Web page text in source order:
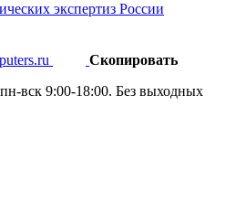
экспертиз России
Скопировать
вск 9:00-18:00. Без выходных